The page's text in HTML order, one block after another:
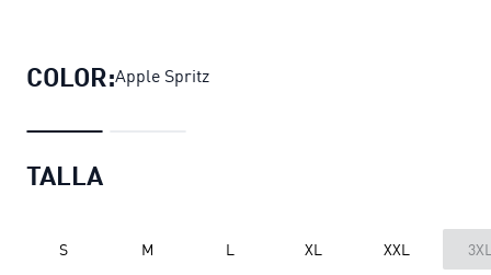
COLOR:Apple Spritz
TALLA
S M L XL XXL